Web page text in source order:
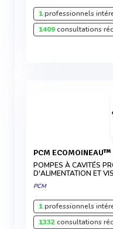
1professionnels
1409consultations
PCM
POMPES À CAVITÉS
D'ALIMENTATION ET
PCM
1professionnels
1332consultations